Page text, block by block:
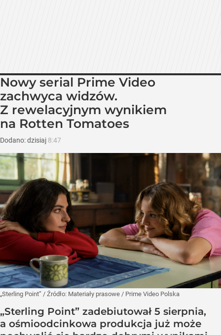
Nowy serial Prime Video
zachwyca widzów.
Z rewelacyjnym wynikiem
na Rotten Tomatoes
Dodano:dzisiaj 8:47
„Sterling Point” / Źródło: Materiały prasowe / Prime Video Polska
„Sterling Point” zadebiutował 5 sierpnia,
a ośmioodcinkowa produkcja już może